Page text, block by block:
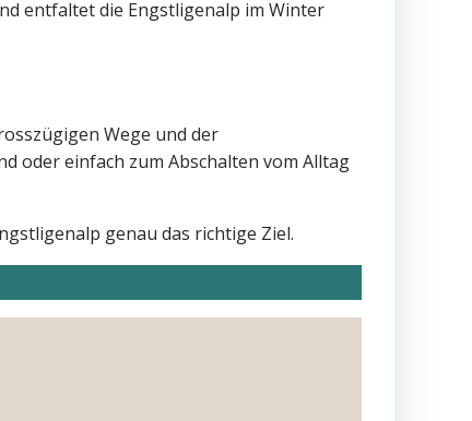
entfaltet die Engstligenalp im Winter
Wege und der
oder einfach zum Abschalten vom Alltag
genau das richtige Ziel.